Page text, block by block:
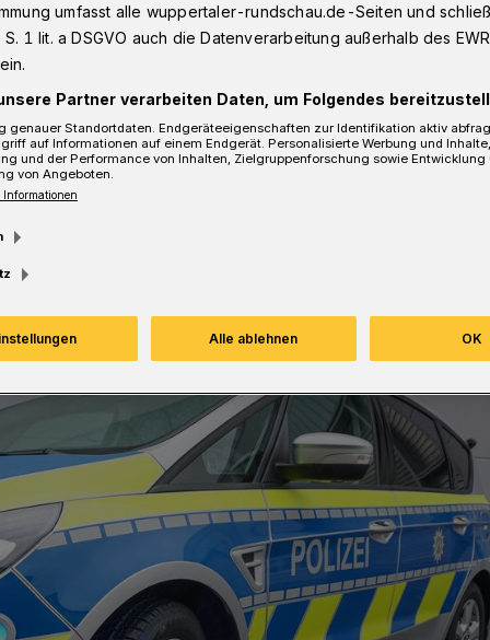
am Freitagabend (15. März 2019)
auf, die versuchten, an
öffnen.
umfasst alle wuppertaler-rundschau.de-Seiten und
1 lit. a DSGVO auch die Datenverarbeitung außerhalb des
Partner verarbeiten Daten, um Folgendes
genauer Standortdaten. Endgeräteeigenschaften zur Identifikation aktiv
auf Informationen auf einem Endgerät. Personalisierte Werbung und
und der Performance von Inhalten, Zielgruppenforschung sowie Entwicklung
von Angeboten.
Alle ablehnen OK